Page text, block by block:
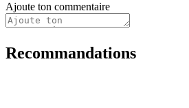
Ajoute ton commentaire
Recommandations